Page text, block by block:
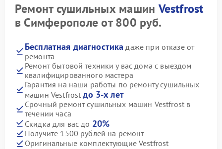
Ремонт сушильных машин Vestfrost
в Симферополе от 800 руб.
Бесплатная диагностика даже при отказе от
ремонта
Ремонт бытовой техники у вас дома с выездом
квалифицированного мастера
Гарантия на наши работы по ремонту сушильных
машин Vestfrostдо 3-х лет
Срочный ремонт сушильных машин Vestfrost в
течении часа
Скидка для вас до 20%
Получите 1500 рублей на ремонт
Оригинальные комплектующие Vestfrost